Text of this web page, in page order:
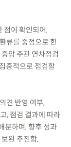
점이 확인되어,
류를 중점으로 한
앙 주관 연차점검
중적으로 점검할
견 반영 여부,
, 점검 결과에 따라
분하며, 향후 성과
완 추진함.